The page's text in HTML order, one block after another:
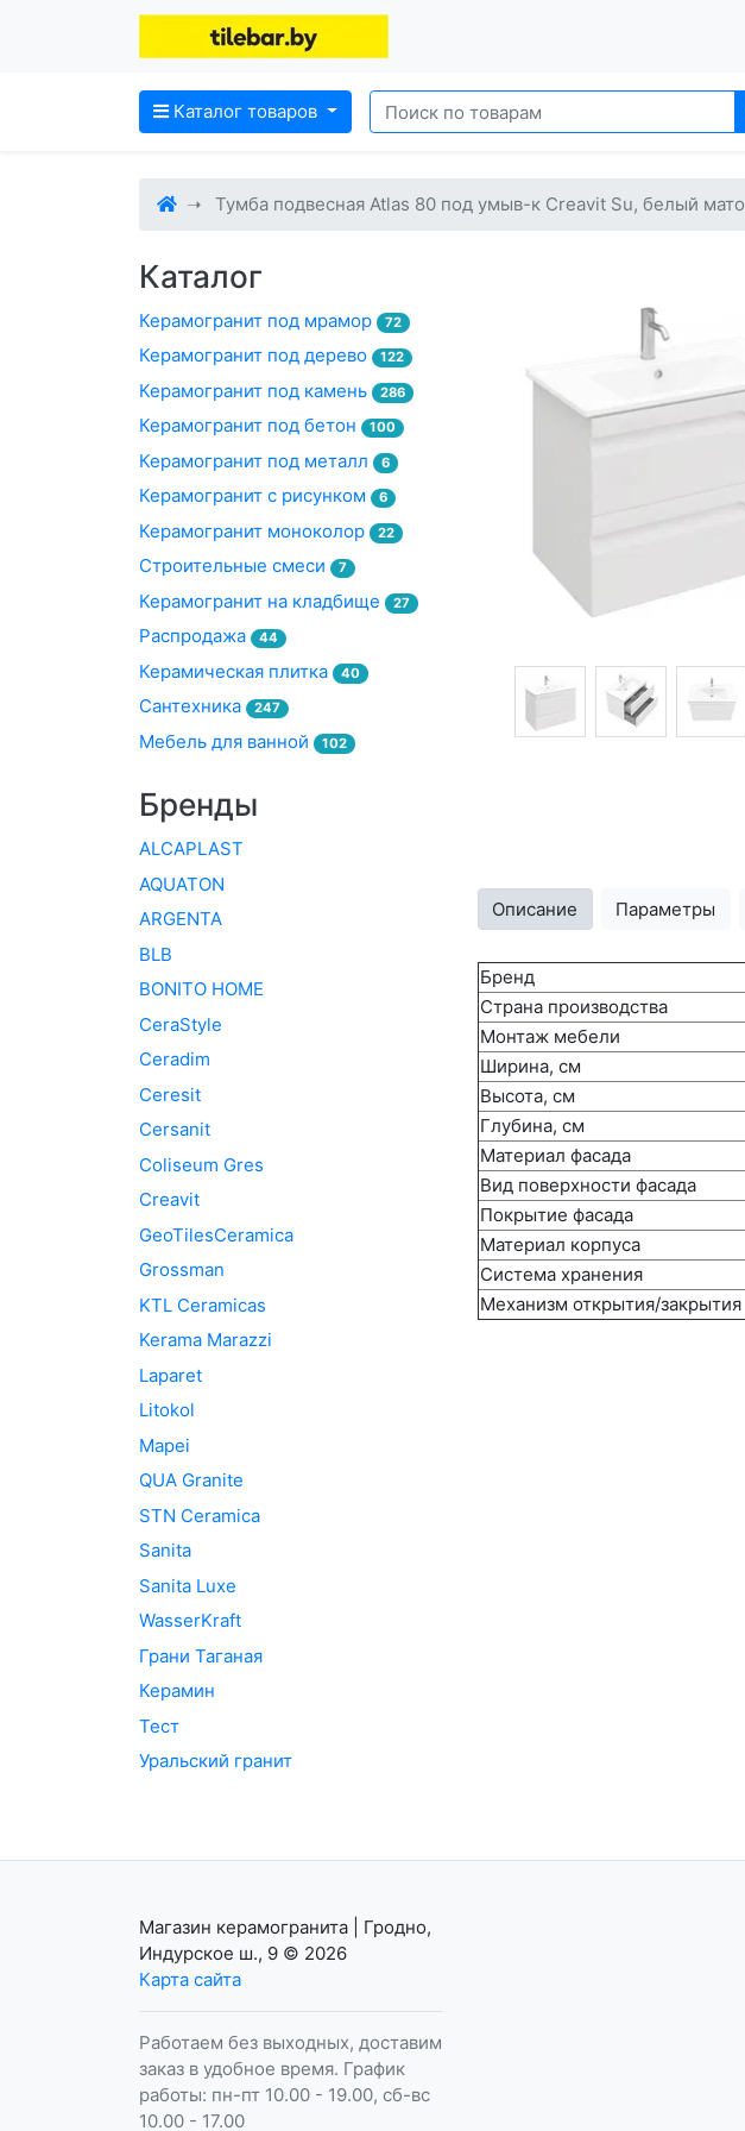
Каталог товаров
Тумба подвесная Atlas 80 под умыв-к Creavit Su, белый
Описание Параметры
Бренд
Страна производства
Монтаж мебели
Ширина, см
Высота, см
Глубина, см
Материал фасада
Вид поверхности фасада
Покрытие фасада
Материал корпуса
Система хранения
Механизм открытия/закрытия
Каталог
Керамогранит под мрамор 72
Керамогранит под дерево 122
Керамогранит под камень 286
Керамогранит под бетон 100
Керамогранит под металл 6
Керамогранит с рисунком 6
Керамогранит моноколор 22
Строительные смеси 7
Керамогранит на кладбище 27
Распродажа 44
Керамическая плитка 40
Сантехника 247
Мебель для ванной 102
Бренды
ALCAPLAST
AQUATON
ARGENTA
BLB
BONITO HOME
CeraStyle
Ceradim
Ceresit
Cersanit
Coliseum Gres
Creavit
GeoTilesCeramica
Grossman
KTL Ceramicas
Kerama Marazzi
Laparet
Litokol
Mapei
QUA Granite
STN Ceramica
Sanita
Sanita Luxe
WasserKraft
Грани Таганая
Керамин
Тест
Уральский гранит
Магазин керамогранита | Гродно,
Индурское ш., 9 © 2026
Карта сайта
Работаем без выходных, доставим
заказ в удобное время. График
работы: пн-пт 10.00 - 19.00, сб-вс
10.00 - 17.00